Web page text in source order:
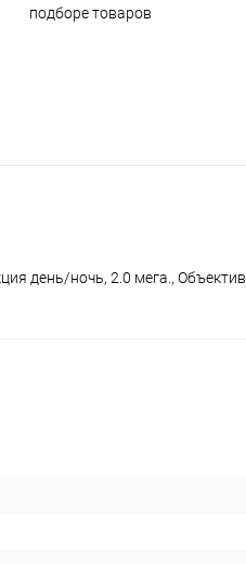
подборе товаров
день/ночь, 2.0 мега.,